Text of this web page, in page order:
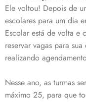
Ele voltou! Depois de
escolares para um dia
Escolar está de volta e
reservar vagas para
realizando
Nesse ano, as turmas
máximo 25, para que